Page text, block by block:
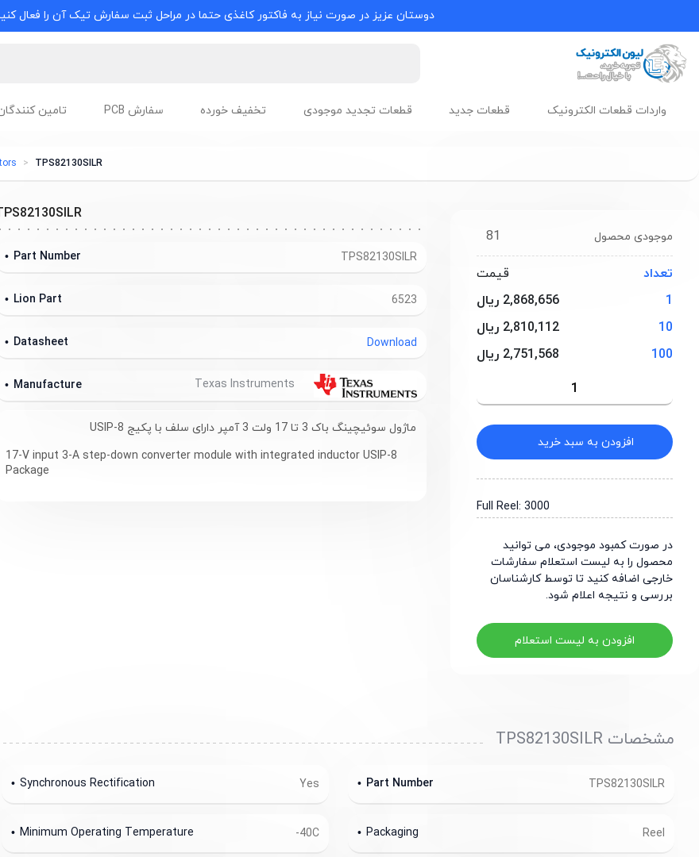
دوستان عزیز در صورت نیاز به فاکتور کاغذی حتما در مراحل ثبت سفارش تیک آن را فعال
واردات قطعات الکترونیک قطعات جدید قطعات تجدید موجودی تخفیف خورده سفارش PCB تامین
TPS82130SILR
81 موجودی محصول
تعداد
قیمت
1
2,868,656 ریال
10
2,810,112 ریال
100
2,751,568 ریال
افزودن به سبد خرید
Full Reel: 3000
در صورت کمبود موجودی، می توانید
محصول را به لیست استعلام سفارشات
خارجی اضافه کنید تا توسط کارشناسان
بررسی و نتیجه اعلام شود.
افزودن به لیست استعلام
TPS82130SILR
Part Number
6523
Lion Part
Download
Datasheet
Manufacture
ماژول سوئیچینگ باک 3 تا 17 ولت 3 آمپر دارای سلف با پکیج USIP-8
17-V input 3-A step-down converter module with integrated inductor USIP-8
Package
مشخصات TPS82130SILR
TPS82130SILR
Part Number
Yes
Synchronous Rectification
Reel
Packaging
-40C
Minimum Operating Temperature